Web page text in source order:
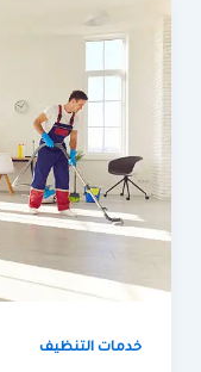
خدمات التنظيف
تنظيف
بخميس
مشيط